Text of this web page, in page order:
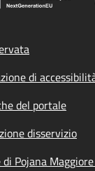
menu
di
del portale
disservizio
di Pojana